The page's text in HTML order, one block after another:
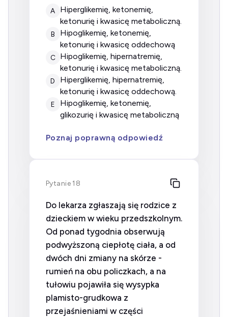
A
hiperglikemię, ketonemię,
ketonurię i kwasicę metaboliczną.
B
hipoglikemię, ketonemię,
ketonurię i kwasicę oddechową
C
hipoglikemię, hipernatremię,
ketonurię i kwasicę metaboliczną.
D
hiperglikemię, hipernatremię,
ketonurię i kwasicę oddechową.
E
hipoglikemię, ketonemię,
glikozurię i kwasicę metaboliczną
Poznaj poprawną odpowiedź
Pytanie 18
Do lekarza zgłaszają się rodzice z
dzieckiem w wieku przedszkolnym.
Od ponad tygodnia obserwują
podwyższoną ciepłotę ciała, a od
dwóch dni zmiany na skórze -
rumień na obu policzkach, a na
tułowiu pojawiła się wysypka
plamisto-grudkowa z
przejaśnieniami w części